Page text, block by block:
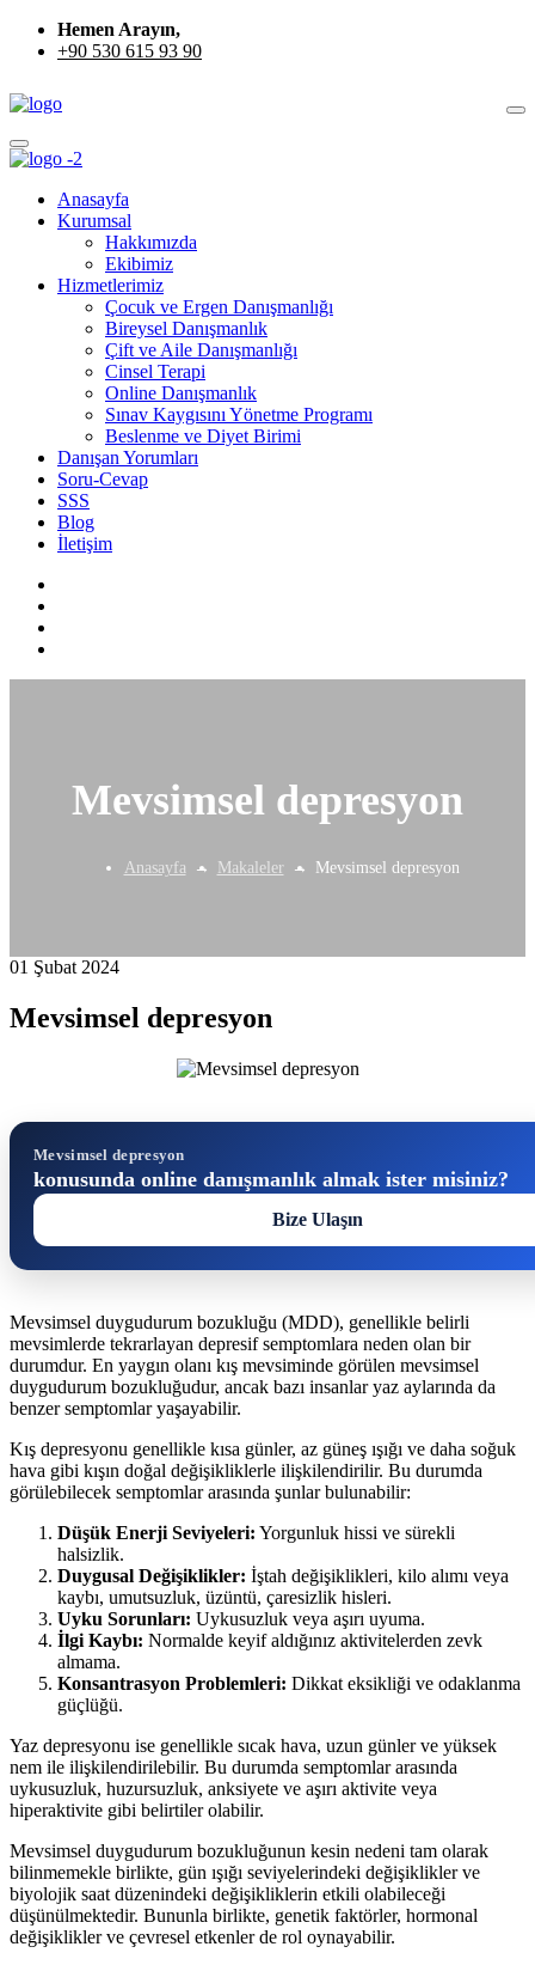
Hemen Arayın,
+90 530 615 93 90
Anasayfa
Kurumsal
Hakkımızda
Ekibimiz
Hizmetlerimiz
Çocuk ve Ergen Danışmanlığı
Bireysel Danışmanlık
Çift ve Aile Danışmanlığı
Cinsel Terapi
Online Danışmanlık
Sınav Kaygısını Yönetme Programı
Beslenme ve Diyet Birimi
Danışan Yorumları
Soru-Cevap
SSS
Blog
İletişim
Mevsimsel depresyon
Anasayfa Makaleler Mevsimsel depresyon
01 Şubat 2024
Mevsimsel depresyon
Mevsimsel depresyon
konusunda online danışmanlık almak ister misiniz?
Bize Ulaşın
Mevsimsel duygudurum bozukluğu (MDD), genellikle belirli
mevsimlerde tekrarlayan depresif semptomlara neden olan bir
durumdur. En yaygın olanı kış mevsiminde görülen mevsimsel
duygudurum bozukluğudur, ancak bazı insanlar yaz aylarında da
benzer semptomlar yaşayabilir.
Kış depresyonu genellikle kısa günler, az güneş ışığı ve daha soğuk
hava gibi kışın doğal değişikliklerle ilişkilendirilir. Bu durumda
görülebilecek semptomlar arasında şunlar bulunabilir:
Düşük Enerji Seviyeleri: Yorgunluk hissi ve sürekli
halsizlik.
Duygusal Değişiklikler: İştah değişiklikleri, kilo alımı veya
kaybı, umutsuzluk, üzüntü, çaresizlik hisleri.
Uyku Sorunları: Uykusuzluk veya aşırı uyuma.
İlgi Kaybı: Normalde keyif aldığınız aktivitelerden zevk
almama.
Konsantrasyon Problemleri: Dikkat eksikliği ve odaklanma
güçlüğü.
Yaz depresyonu ise genellikle sıcak hava, uzun günler ve yüksek
nem ile ilişkilendirilebilir. Bu durumda semptomlar arasında
uykusuzluk, huzursuzluk, anksiyete ve aşırı aktivite veya
hiperaktivite gibi belirtiler olabilir.
Mevsimsel duygudurum bozukluğunun kesin nedeni tam olarak
bilinmemekle birlikte, gün ışığı seviyelerindeki değişiklikler ve
biyolojik saat düzenindeki değişikliklerin etkili olabileceği
düşünülmektedir. Bununla birlikte, genetik faktörler, hormonal
değişiklikler ve çevresel etkenler de rol oynayabilir.